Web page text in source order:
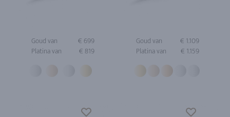
Goud van
€ 699
Platina van
€ 819
Goud van
€ 1.109
Platina van
€ 1.159